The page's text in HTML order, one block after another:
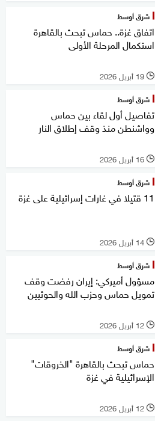
شرق أوسط
اتفاق غزة.. حماس تبحث بالقاهرة
استكمال المرحلة الأولى
l 19 أبريل 2026
شرق أوسط
تفاصيل أول لقاء بين حماس
وواشنطن منذ وقف إطلاق النار
l 16 أبريل 2026
شرق أوسط
11 قتيلا في غارات إسرائيلية على غزة
l 14 أبريل 2026
شرق أوسط
مسؤول أميركي: إيران رفضت وقف
تمويل حماس وحزب الله والحوثيين
l 12 أبريل 2026
شرق أوسط
حماس تبحث بالقاهرة "الخروقات"
الإسرائيلية في غزة
l 12 أبريل 2026